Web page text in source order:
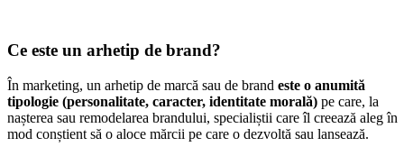
Ce este un arhetip de brand?
În marketing, un arhetip de marcă sau de brand este o anumită
tipologie (personalitate, caracter, identitate morală) pe care, la
nașterea sau remodelarea brandului, specialiștii care îl creează aleg în
mod conștient să o aloce mărcii pe care o dezvoltă sau lansează.